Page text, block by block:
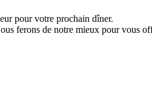
pour votre prochain dîner.
ferons de notre mieux pour